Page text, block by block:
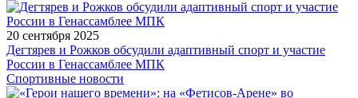
20 сентября 2025
Дегтярев и Рожков обсудили адаптивный спорт и участие
России в Генассамблее МПК
Спортивные новости